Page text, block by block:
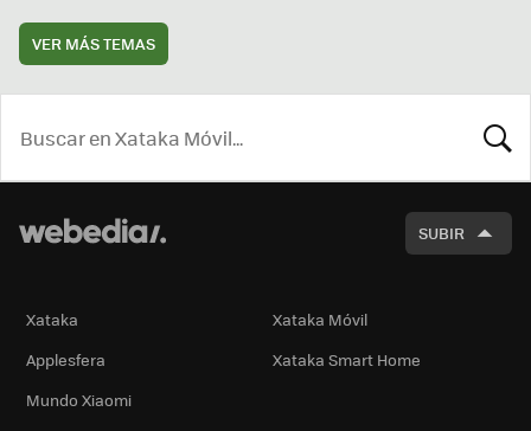
VER MÁS TEMAS
SUBIR
Xataka
Xataka Móvil
Applesfera
Xataka Smart Home
Mundo Xiaomi